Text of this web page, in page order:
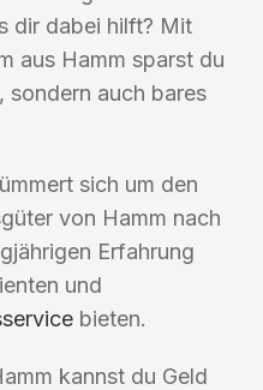
dir dabei hilft? Mit
aus Hamm sparst du
sondern auch bares
sich um den
von Hamm nach
Erfahrung
und
bieten.
kannst du Geld